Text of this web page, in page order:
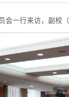
一行来访，副校